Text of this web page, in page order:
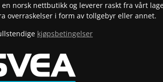
en norsk nettbutikk og leverer raskt fra vårt
overraskelser i form av tollgebyr eller annet.
kjøpsbetingelser